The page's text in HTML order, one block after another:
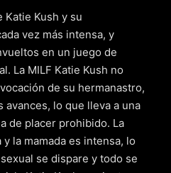
Katie Kush y su
vez más intensa, y
en un juego de
La MILF Katie Kush no
de su hermanastro,
avances, lo que lleva a una
de placer prohibido. La
la mamada es intensa, lo
se dispare y todo se